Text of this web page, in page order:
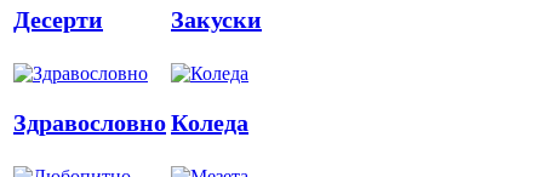
Десерти Закуски
ЗдравословноКоледа